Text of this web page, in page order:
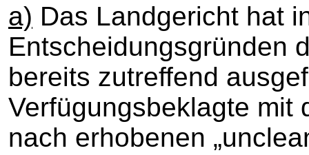
a) Das Landgericht hat
Entscheidungsgründen
bereits zutreffend
Verfügungsbeklagte mit
nach erhobenen